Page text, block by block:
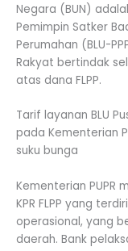
Negara (BUN)
Pemimpin Satker
Perumahan (BLU-
Rakyat bertindak
atas dana FLPP.
Tarif layanan BLU
pada Kementerian
suku bunga
Kementerian PUPR
KPR FLPP yang
operasional, yang
daerah. Bank